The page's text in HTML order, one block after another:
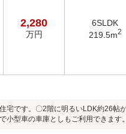
2,280
万円
6SLDK
219.5m2
宅です。〇2階に明るいLDK約26帖
型車の車庫としもご利用できます。